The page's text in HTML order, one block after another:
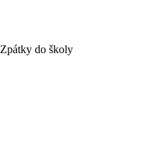
Zpátky do školy